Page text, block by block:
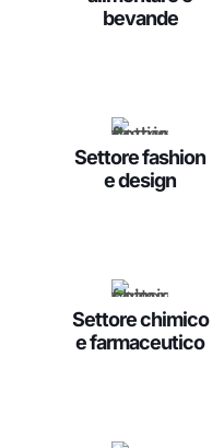
bevande
Settore fashion
e design
Settore chimico
e farmaceutico